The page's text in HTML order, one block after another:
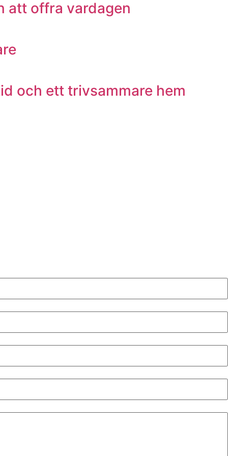
att offra vardagen
och ett trivsammare hem